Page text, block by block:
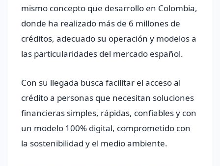
mismo concepto que desarrollo en Colombia,
donde ha realizado más de 6 millones de
créditos, adecuado su operación y modelos a
las particularidades del mercado español.
Con su llegada busca facilitar el acceso al
crédito a personas que necesitan soluciones
financieras simples, rápidas, confiables y con
un modelo 100% digital, comprometido con
la sostenibilidad y el medio ambiente.